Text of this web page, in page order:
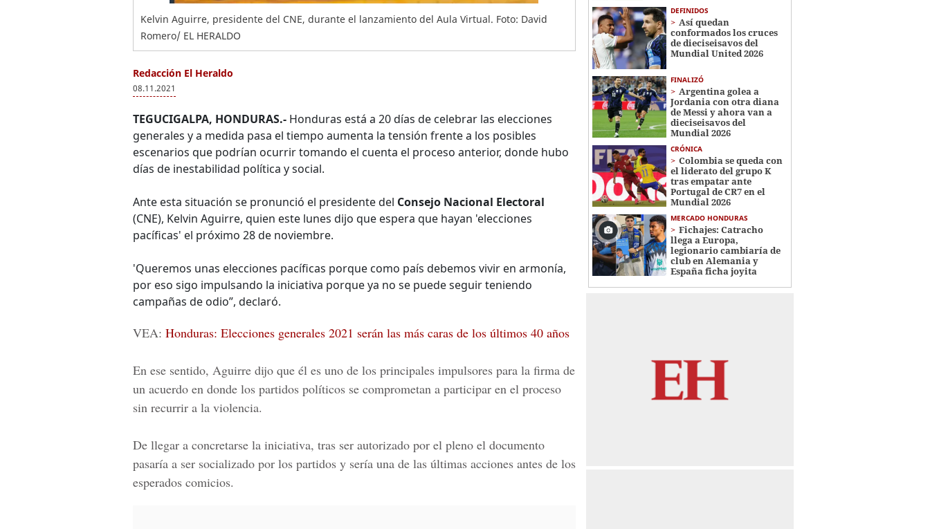
Kelvin Aguirre, presidente del CNE, durante el lanzamiento del Aula Virtual. Foto: David
Romero/ EL HERALDO
Redacción El Heraldo
08.11.2021
TEGUCIGALPA, HONDURAS.- Honduras está a 20 días de celebrar las elecciones
generales y a medida pasa el tiempo aumenta la tensión frente a los posibles
escenarios que podrían ocurrir tomando el cuenta el proceso anterior, donde hubo
días de inestabilidad política y social.
Ante esta situación se pronunció el presidente del Consejo Nacional Electoral
(CNE), Kelvin Aguirre, quien este lunes dijo que espera que hayan 'elecciones
pacíficas' el próximo 28 de noviembre.
'Queremos unas elecciones pacíficas porque como país debemos vivir en armonía,
por eso sigo impulsando la iniciativa porque ya no se puede seguir teniendo
campañas de odio”, declaró.
VEA: Honduras: Elecciones generales 2021 serán las más caras de los últimos 40 años
En ese sentido, Aguirre dijo que él es uno de los principales impulsores para la firma de
un acuerdo en donde los partidos políticos se comprometan a participar en el proceso
sin recurrir a la violencia.
De llegar a concretarse la iniciativa, tras ser autorizado por el pleno el documento
pasaría a ser socializado por los partidos y sería una de las últimas acciones antes de los
esperados comicios.
DEFINIDOS
Así quedan
conformados los cruces
de dieciseisavos del
Mundial United 2026
FINALIZÓ
Argentina golea a
Jordania con otra diana
de Messi y ahora van a
dieciseisavos del
Mundial 2026
CRÓNICA
Colombia se queda con
el liderato del grupo K
tras empatar ante
Portugal de CR7 en el
Mundial 2026
MERCADO HONDURAS
Fichajes: Catracho
llega a Europa,
legionario cambiaría de
club en Alemania y
España ficha joyita